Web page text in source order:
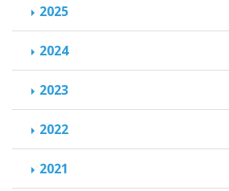
2025
2024
2023
2022
2021